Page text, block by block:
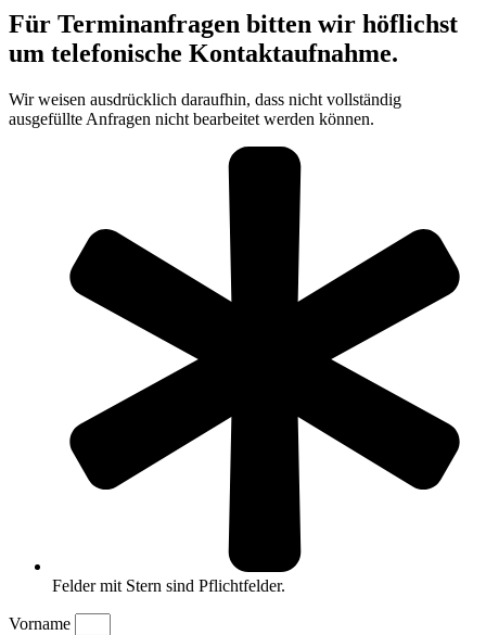
Für Terminanfragen bitten wir höflichst
um telefonische Kontaktaufnahme.
Wir weisen ausdrücklich daraufhin, dass nicht vollständig
ausgefüllte Anfragen nicht bearbeitet werden können.
Felder mit Stern sind Pflichtfelder.
Vorname